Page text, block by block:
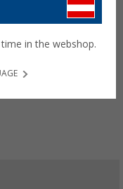
in the webshop.